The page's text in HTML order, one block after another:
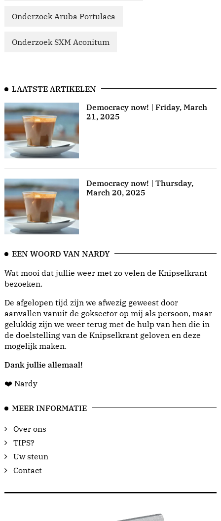
Onderzoek Aruba Portulaca
Onderzoek SXM Aconitum
LAATSTE ARTIKELEN
Democracy now! | Friday, March
21, 2025
Democracy now! | Thursday,
March 20, 2025
EEN WOORD VAN NARDY
Wat mooi dat jullie weer met zo velen de Knipselkrant
bezoeken.
De afgelopen tijd zijn we afwezig geweest door
aanvallen vanuit de goksector op mij als persoon, maar
gelukkig zijn we weer terug met de hulp van hen die in
de doelstelling van de Knipselkrant geloven en deze
mogelijk maken.
Dank jullie allemaal!
❤️ Nardy
MEER INFORMATIE
Over ons
TIPS?
Uw steun
Contact